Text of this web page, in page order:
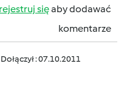
sięaby dodawać
komentarze
Dołączył : 07.10.2011